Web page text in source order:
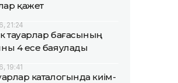
қажет
21:24
тауарлар бағасының
4 есе баяулады
19:41
каталогында киім-